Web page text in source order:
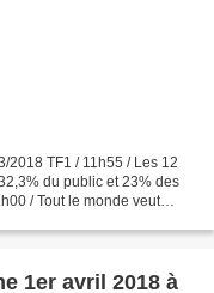
2018 TF1 / 11h55 / Les 12
du public et 23% des
/ Tout le monde veut
1er avril 2018 à